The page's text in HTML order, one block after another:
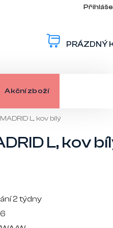
PRÁZDNÝ
Akční zboží
L, kov bílý
L, kov
2 týdny